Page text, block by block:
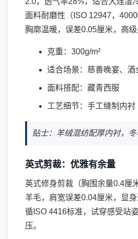
面料耐磨性（ISO 12947，
胸廓温暖，误差0.05厘米，高级
克重：300g/m²
适合场景：慈善晚宴、酒
面料搭配：藏青西服
工艺细节：手工缝制内衬
贴士：羊绒混纺配厚内衬，冬
英式剪裁：优雅有余量
英式修身剪裁（胸围余量0.4厘
羊毛，肩宽误差0.04厘米，显
循ISO 4416标准，试穿感受站
压。